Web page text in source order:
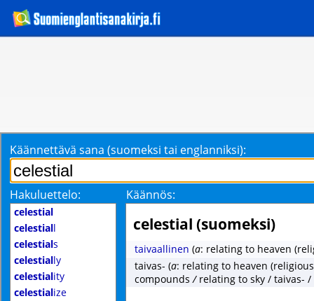
Käännettävä sana (suomeksi tai englanniksi):
Hakuluettelo: Käännös:
celestial
celestiall
celestials
celestially
celestiality
celestialize
celestial (suomeksi)
taivaallinen (a: relating to heaven
taivas- (a: relating to heaven
compounds/ relating to sky / taivas-